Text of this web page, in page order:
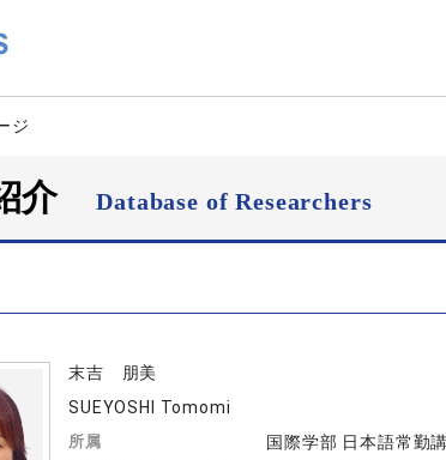
ジ
紹介Database of Researchers
末吉 朋美
SUEYOSHI Tomomi
所属 国際学部 日本語常勤